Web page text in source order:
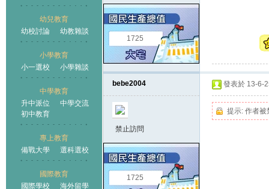
幼兒教育
幼校討論
幼教雜談
小學教育
小一選校
小學雜談
中學教育
升中派位
中學交流
初中教育
專上教育
備戰大學
選科選校
國際教育
國際學校
海外留學
王國 1725
bebe2004
禁止訪問
1725
發表於 13-6-
提示: 作者被